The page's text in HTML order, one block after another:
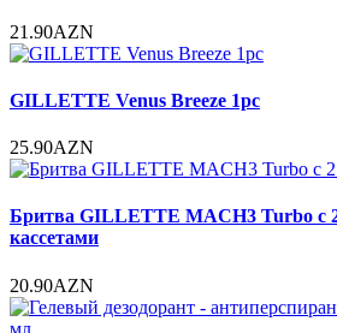
21.90AZN
GILLETTE Venus Breeze 1pc
25.90AZN
Бритва GILLETTE MACH3 Turbo c
кассетами
20.90AZN